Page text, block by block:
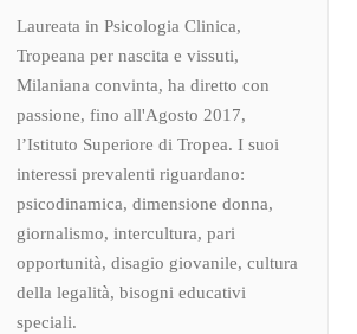
Laureata in Psicologia Clinica,
Tropeana per nascita e vissuti,
Milaniana convinta, ha diretto con
passione, fino all'Agosto 2017,
l’Istituto Superiore di Tropea. I suoi
interessi prevalenti riguardano:
psicodinamica, dimensione donna,
giornalismo, intercultura, pari
opportunità, disagio giovanile, cultura
della legalità, bisogni educativi
speciali.